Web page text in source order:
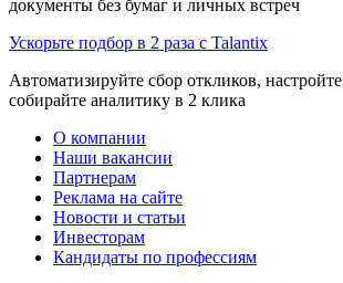
документы без бумаг и личных встреч
Ускорьте подбор в 2 раза с Talantix
Автоматизируйте сбор откликов,
собирайте аналитику в 2 клика
О компании
Наши вакансии
Партнерам
Реклама на сайте
Новости и статьи
Инвесторам
Кандидаты по профессиям